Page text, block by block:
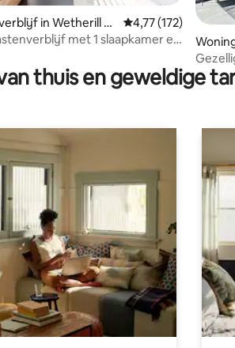
van 4,95 op 5, 75 recensies
in Wetherill Pa
Gemiddelde
4,77 (172)
met 1 slaapkamer en
thuis en geweldige